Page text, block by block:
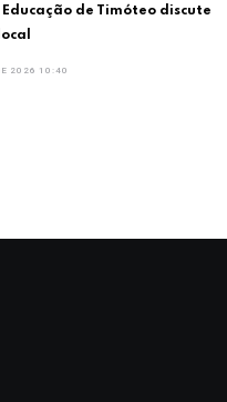
de Timóteo discute
2026 10:40